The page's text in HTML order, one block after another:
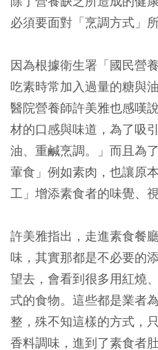
必須要面對「烹調方式」
因為根據衛生署「國民營
吃素時常加入過量的糖與
醫院營養師許美雅也感嘆
材的口感與味道，為了吸
油、重鹹烹調。」而且為
葷食」例如素肉，也讓原
工」增添素食者的味覺、視
許美雅指出，走進素食餐
味，其實那都是不必要的
望去，會看到很多用紅燒
式的食物。這些都是業者
整，殊不知這樣的方式，
香料調味，進到了素食者